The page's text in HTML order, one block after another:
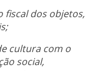
fiscal dos objetos,
cultura com o
social,